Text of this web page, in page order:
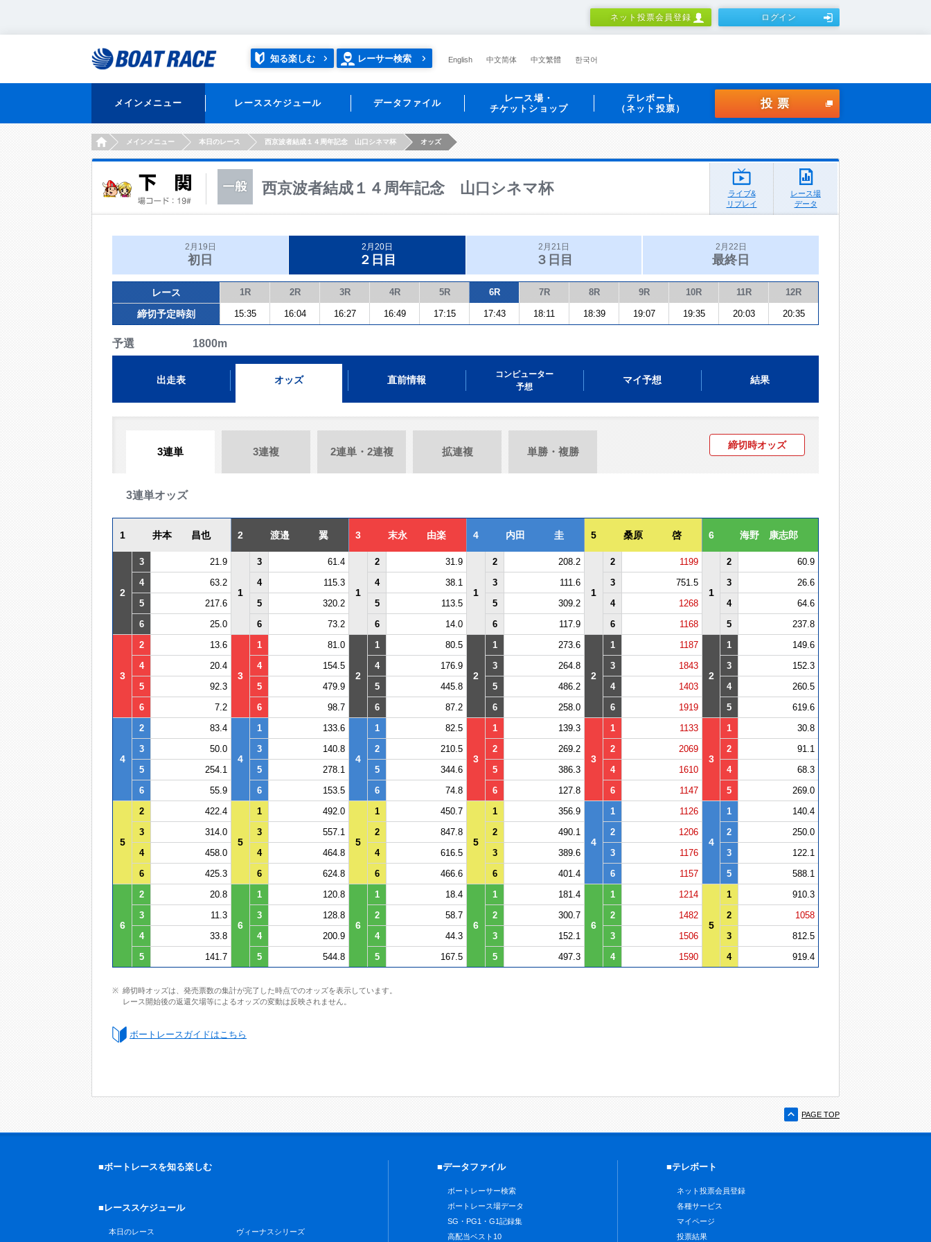
ネット投票会員登録 ログイン
知る楽しむ レーサー検索 English 中文简体 中文繁體 한국어
メインメニュー レーススケジュール データファイル
レース場・
チケットショップ
テレボート
（ネット投票）
投票
HOMEメインメニュー 本日のレース 西京波者結成１４周年記念 山口シネマ杯 オッズ
西京波者結成１４周年記念 山口シネマ杯
ライブ&
リプレイ
レース場
データ
2月19日
初日
2月20日
２日目
2月21日
３日目
2月22日
最終日
レース 1R 2R 3R 4R 5R 6R 7R 8R 9R 10R 11R 12R
締切予定時刻 15:35 16:04 16:27 16:49 17:15 17:43 18:11 18:39 19:07 19:35 20:03 20:35
予選 1800m
出走表 オッズ 直前情報
コンピューター
予想
マイ予想 結果
3連単 3連複 2連単・2連複 拡連複 単勝・複勝
締切時オッズ
3連単オッズ
1 井本 昌也 2 渡邉 翼 3 末永 由楽 4 内田 圭 5 桑原 啓 6 海野 康志郎
2
3 21.9
1
3 61.4
1
2 31.9
1
2 208.2
1
2 1199
1
2
60.9
4
63.2 4 115.3 4 38.1 3 111.6 3 751.5 3
26.6
5
217.6 5 320.2 5 113.5 5 309.2 4 1268 4
64.6
6
25.0 6 73.2 6 14.0 6 117.9 6 1168 5 237.8
3
2 13.6
3
1 81.0
2
1 80.5
2
1 273.6
2
1 1187
2
1
149.6
4
20.4 4 154.5 4 176.9 3 264.8 3 1843 3
152.3
5
92.3 5 479.9 5 445.8 5 486.2 4 1403 4
260.5
6
7.2 6 98.7 6 87.2 6 258.0 6 1919 5 619.6
4
2 83.4
4
1 133.6
4
1 82.5
3
1 139.3
3
1 1133
3
1
30.8
3
50.0 3 140.8 2 210.5 2 269.2 2 2069 2
91.1
5
254.1 5 278.1 5 344.6 5 386.3 4 1610 4
68.3
6
55.9 6 153.5 6 74.8 6 127.8 6 1147 5 269.0
5
2 422.4
5
1 492.0
5
1 450.7
5
1 356.9
4
1 1126
4
1
140.4
3
314.0 3 557.1 2 847.8 2 490.1 2 1206 2
250.0
4
458.0 4 464.8 4 616.5 3 389.6 3 1176 3
122.1
6
425.3 6 624.8 6 466.6 6 401.4 6 1157 5 588.1
6
2 20.8
6
1 120.8
6
1 18.4
6
1 181.4
6
1 1214
5
1
910.3
3
11.3 3 128.8 2 58.7 2 300.7 2 1482 2
1058
4
33.8 4 200.9 4 44.3 3 152.1 3 1506 3
812.5
5
141.7 5 544.8 5 167.5 5 497.3 4 1590 4 919.4
締切時オッズは、発売票数の集計が完了した時点でのオッズを表示しています。
レース開始後の返還欠場等によるオッズの変動は反映されません。
ボートレースガイドはこちら
PAGE TOP
■ボートレースを知る楽しむ
■レーススケジュール
本日のレース ヴィーナスシリーズ
■データファイル
ボートレーサー検索
ボートレース場データ
SG・PG1・G1記録集
高配当ベスト10
■テレボート
ネット投票会員登録
各種サービス
マイページ
投票結果